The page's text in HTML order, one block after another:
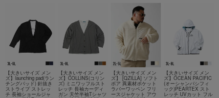
【大きいサイズ メン
ズ】launching pad(ラン
チングパッド) 針抜き
ストライプ ストレッ
チ 長袖ショールジャ
【大きいサイズ メン
ズ】COLLINS(コリン
ズ) ミニワッフルスト
レッチ 長袖カーディ
ガン 天竺半袖Tシャツ
【大きいサイズ メン
ズ】 [QZILLA] ソフト
ボア 異素材ポケット
ラバーワッペン フリ
ースジャケット アウ
【大きいサイズ メン
ズ】OCEAN PACIFIC
(オーシャンパシフィ
ック)PEARTEX スト
レッチ UVカット フル